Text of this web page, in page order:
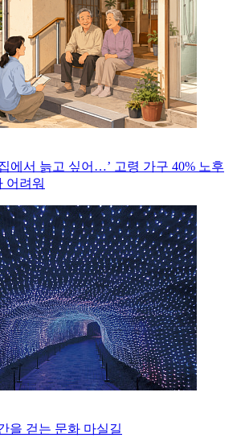
에서 늙고 싶어…’ 고령 가구 40% 노후
어려워
을 걷는 문화 마실길